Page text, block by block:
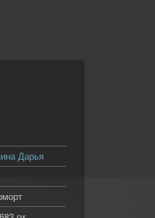
Дарья